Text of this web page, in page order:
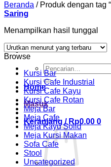
Pencarian
untuk:
Home
Masuk
Keranjang / Rp0.00 0
Beranda /Produk dengan tag
Saring
Menampilkan hasil tunggal
Browse
Kursi Bar
Kursi Cafe Industrial
Kursi Cafe Kayu
Kursi Cafe Rotan
Meja Bar
Meja Cafe
Meja Kayu Solid
Meja Kursi Makan
Sofa Cafe
Stool
Uncategorized